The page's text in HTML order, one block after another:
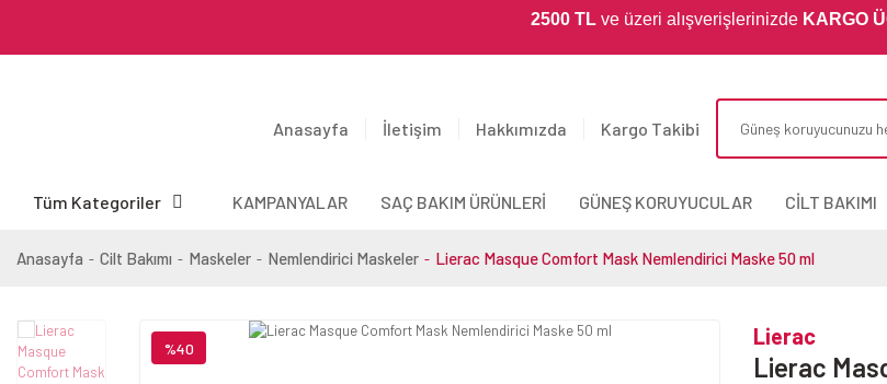
2500 TL ve üzeri alışverişlerinizde KARGO
Anasayfa İletişim Hakkımızda Kargo Takibi
Tüm Kategoriler KAMPANYALAR SAÇ BAKIM ÜRÜNLERİ GÜNEŞ KORUYUCULAR CİLT BAKIMI
Anasayfa Cilt Bakımı Maskeler Nemlendirici Maskeler Lierac Masque Comfort Mask Nemlendirici Maske 50 ml
%40 Lierac
Lierac